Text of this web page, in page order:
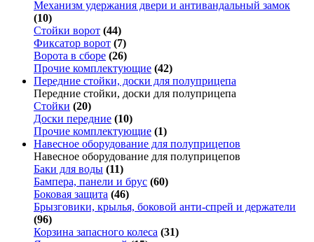
Механизм удержания двери и антивандальный замок
(10)
Стойки ворот (44)
Фиксатор ворот (7)
Ворота в сборе (26)
Прочие комплектующие (42)
Передние стойки, доски для полуприцепа
Передние стойки, доски для полуприцепа
Стойки (20)
Доски передние (10)
Прочие комплектующие (1)
Навесное оборудование для полуприцепов
Навесное оборудование для полуприцепов
Баки для воды (11)
Бампера, панели и брус (60)
Боковая защита (46)
Брызговики, крылья, боковой анти-спрей и держатели
(96)
Корзина запасного колеса (31)